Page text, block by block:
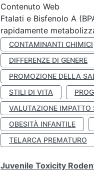
Contenuto Web
Ftalati e Bisfenolo A
rapidamente
CONTAMINANTI CHIMICI
DIFFERENZE DI GENERE
PROMOZIONE DELLA
STILI DI VITA
VALUTAZIONE IMPATTO
OBESITÀ INFANTILE
TELARCA PREMATURO
Juvenile Toxicity